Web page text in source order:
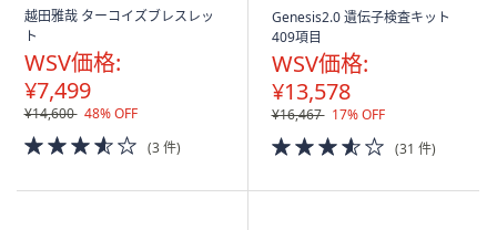
し
て
閲
覧
で
き
す。
無
料
越田雅哉 ターコイズブレスレッ
ト
WSV価格:
¥7,499
¥14,600 48% OFF
3.5
of
(3 件)
無
料
Genesis2.0 遺伝子検査キット
409項目
WSV価格:
¥13,578
¥16,467 17% OFF
3.5
of
(31 件)